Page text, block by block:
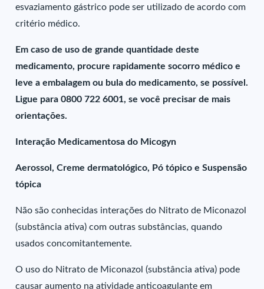
esvaziamento gástrico pode ser utilizado de acordo com
critério médico.
Em caso de uso de grande quantidade deste
medicamento, procure rapidamente socorro médico e
leve a embalagem ou bula do medicamento, se possível.
Ligue para 0800 722 6001, se você precisar de mais
orientações.
Interação Medicamentosa do Micogyn
Aerossol, Creme dermatológico, Pó tópico e Suspensão
tópica
Não são conhecidas interações do Nitrato de Miconazol
(substância ativa) com outras substâncias, quando
usados concomitantemente.
O uso do Nitrato de Miconazol (substância ativa) pode
causar aumento na atividade anticoagulante em